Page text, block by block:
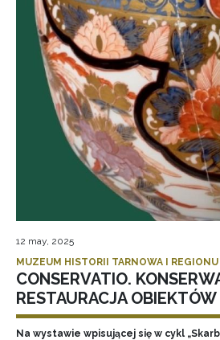
12 may, 2025
MUZEUM HISTORII TARNOWA I REGIONU
CONSERVATIO.
RESTAURACJA
Na wystawie wpisującej się w cykl